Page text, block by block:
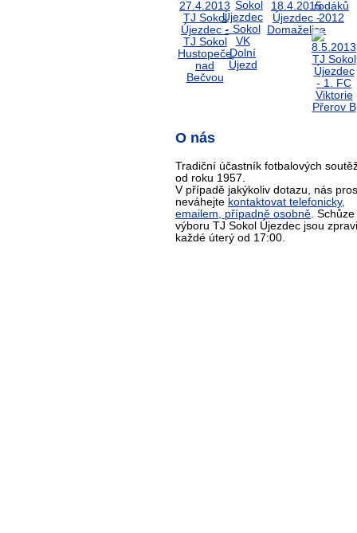
O nás
Tradiční účastník fotbalových
od roku 1957.
V případě jakýkoliv dotazu, nás
neváhejte kontaktovat telefonicky,
emailem, případně osobně. Schůze
výboru TJ Sokol Újezdec jsou
každé úterý od 17:00.